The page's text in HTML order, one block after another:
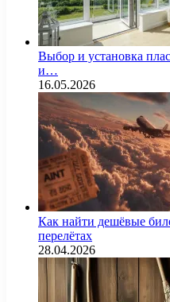
Выбор и установка
и…
16.05.2026
Как найти дешёвые
перелётах
28.04.2026